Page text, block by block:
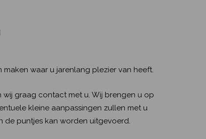
waar u jarenlang plezier van heeft.
graag contact met u. Wij brengen u op
kleine aanpassingen zullen met u
puntjes kan worden uitgevoerd.